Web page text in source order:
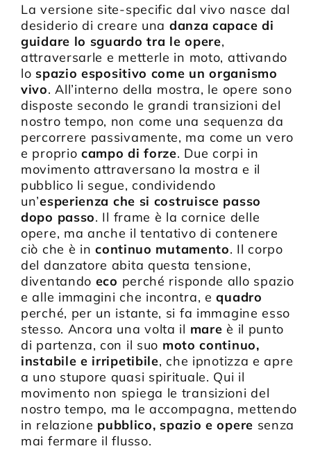
La versione site-specific dal vivo nasce dal
desiderio di creare una danza capace di
guidare lo sguardo tra le opere,
attraversarle e metterle in moto, attivando
lo spazio espositivo come un organismo
vivo. All’interno della mostra, le opere sono
disposte secondo le grandi transizioni del
nostro tempo, non come una sequenza da
percorrere passivamente, ma come un vero
e proprio campo di forze. Due corpi in
movimento attraversano la mostra e il
pubblico li segue, condividendo
un’esperienza che si costruisce passo
dopo passo. Il frame è la cornice delle
opere, ma anche il tentativo di contenere
ciò che è incontinuo mutamento. Il corpo
del danzatore abita questa tensione,
diventando eco perché risponde allo spazio
e alle immagini che incontra, equadro
perché, per un istante, si fa immagine esso
stesso. Ancora una volta il mare è il punto
di partenza, con il suo moto continuo,
instabile e irripetibile, che ipnotizza e apre
a uno stupore quasi spirituale. Qui il
movimento non spiega le transizioni del
nostro tempo, ma le accompagna, mettendo
in relazione pubblico, spazio e opere senza
mai fermare il flusso.